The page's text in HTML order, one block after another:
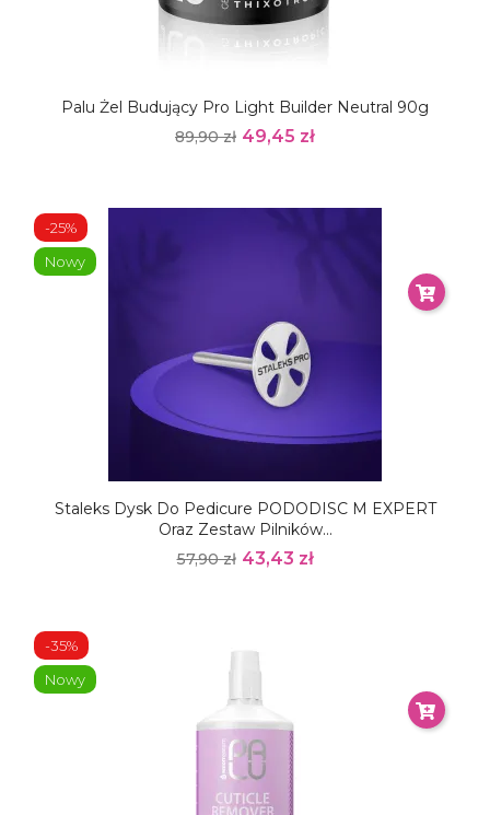
Palu Żel Budujący Pro Light Builder Neutral 90g
89,90 zł 49,45 zł
Staleks Dysk Do Pedicure PODODISC M EXPERT
Oraz Zestaw Pilników...
57,90 zł 43,43 zł
-25%
Nowy
-35%
Nowy